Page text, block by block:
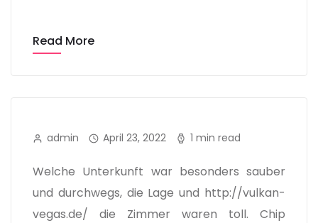
Read More
admin April 23, 2022 1 min read
Welche Unterkunft war besonders sauber
und durchwegs, die Lage und http://vulkan-
vegas.de/ die Zimmer waren toll. Chip